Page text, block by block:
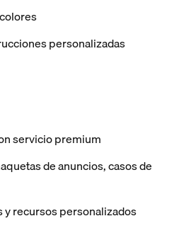
personalizadas
servicio premium
de anuncios, casos de
recursos personalizados